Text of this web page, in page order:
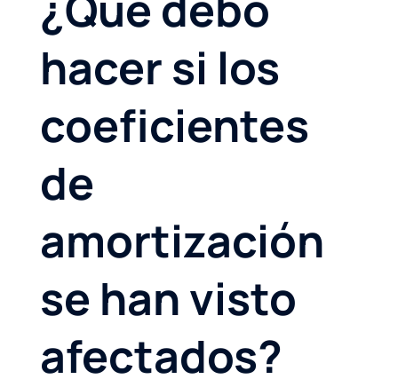
hacer si los
coeficientes
de
amortización
se han visto
afectados?